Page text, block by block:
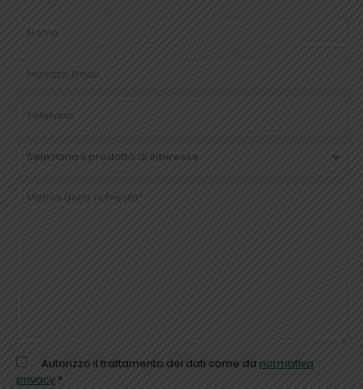
Autorizzo il trattamento dei dati come da normativa
privacy *